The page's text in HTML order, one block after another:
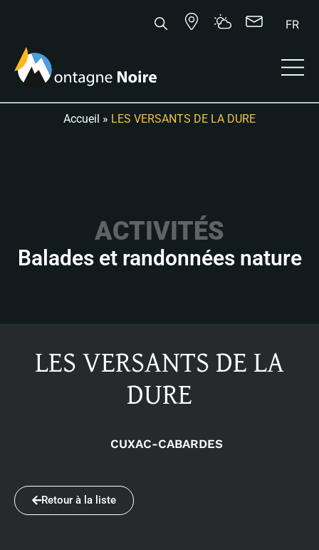
FR
Accueil » LES VERSANTS DE LA DURE
ACTIVITÉS
Balades et randonnées nature
LES VERSANTS DE LA
DURE
CUXAC-CABARDES
Retour à la liste